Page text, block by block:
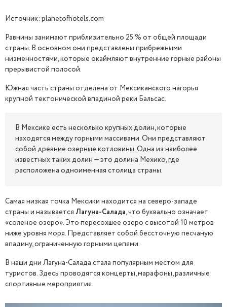
Источник: planetofhotels.com
Равнины занимают приблизительно 25 % от общей площади
страны. В основном они представлены прибрежными
низменностями, которые окаймляют внутренние горные районы
прерывистой полосой.
Южная часть страны отделена от Мексиканского нагорья
крупной тектонической впадиной реки Бальсас.
В Мексике есть несколько крупных долин, которые
находятся между горными массивами. Они представляют
собой древние озерные котловины. Одна из наиболее
известных таких долин — это долина Мехико, где
расположена одноименная столица страны.
Самая низкая точка Мексики находится на северо-западе
страны и называется Лагуна-Салада, что буквально означает
«соленое озеро». Это пересохшее озеро с высотой 10 метров
ниже уровня моря. Представляет собой бессточную песчаную
впадину, ограниченную горными цепями.
В наши дни Лагуна-Салада стала популярным местом для
туристов. Здесь проводятся концерты, марафоны, различные
спортивные мероприятия.